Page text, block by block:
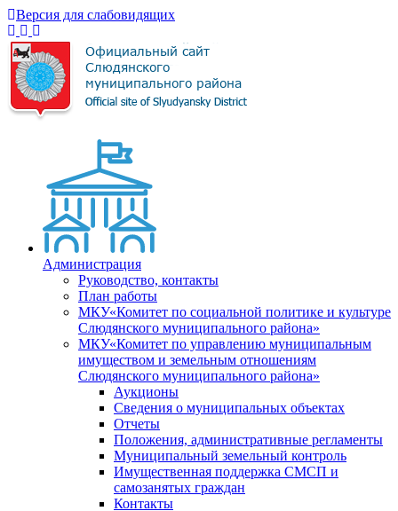
Версия для слабовидящих
Администрация
Руководство, контакты
План работы
МКУ«Комитет по социальной политике и культуре
Слюдянского муниципального района»
МКУ«Комитет по управлению муниципальным
имуществом и земельным отношениям
Слюдянского муниципального района»
Аукционы
Сведения о муниципальных объектах
Отчеты
Положения, административные регламенты
Муниципальный земельный контроль
Имущественная поддержка СМСП и
самозанятых граждан
Контакты